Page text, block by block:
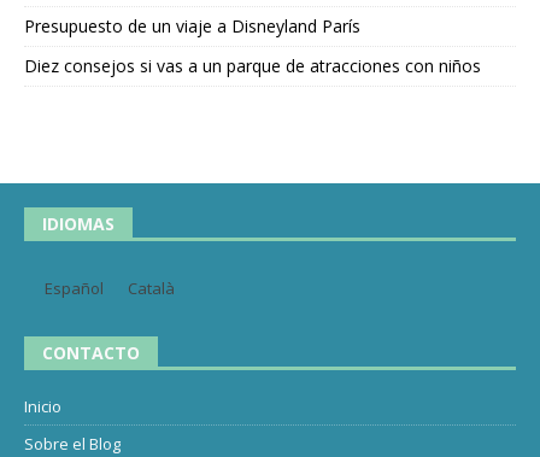
Presupuesto de un viaje a Disneyland París
Diez consejos si vas a un parque de atracciones con niños
IDIOMAS
Español Català
CONTACTO
Inicio
Sobre el Blog